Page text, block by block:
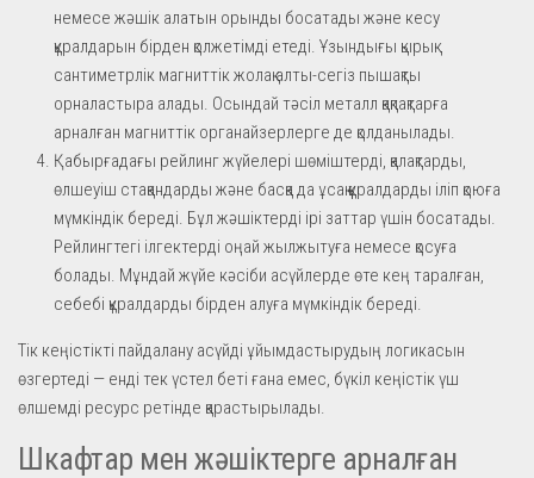
немесе жәшік алатын орынды босатады және кесу
құралдарын бірден қолжетімді етеді. Ұзындығы қырық
сантиметрлік магниттік жолақ алты-сегіз пышақты
орналастыра алады. Осындай тәсіл металл қақпақтарға
арналған магниттік органайзерлерге де қолданылады.
Қабырғадағы рейлинг жүйелері шөміштерді, қалақтарды,
өлшеуіш стақандарды және басқа да ұсақ құралдарды іліп қоюға
мүмкіндік береді. Бұл жәшіктерді ірі заттар үшін босатады.
Рейлингтегі ілгектерді оңай жылжытуға немесе қосуға
болады. Мұндай жүйе кәсіби асүйлерде өте кең таралған,
себебі құралдарды бірден алуға мүмкіндік береді.
Тік кеңістікті пайдалану асүйді ұйымдастырудың логикасын
өзгертеді — енді тек үстел беті ғана емес, бүкіл кеңістік үш
өлшемді ресурс ретінде қарастырылады.
Шкафтар мен жәшіктерге арналған